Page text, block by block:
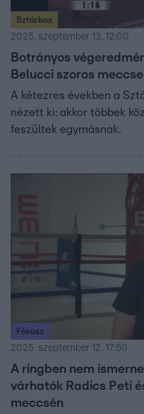
Sztárbox
2025. szeptember 13. 12:00
Botrányos
Belucci szoros
A kétezres években a
nézett ki: akkor többek
feszültek egymásnak.
Fókusz
2025. szeptember 12. 17:50
A ringben nem
várhatók Radics Peti
meccsén